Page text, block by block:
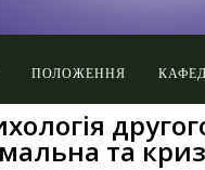
ПОЛОЖЕННЯ
та